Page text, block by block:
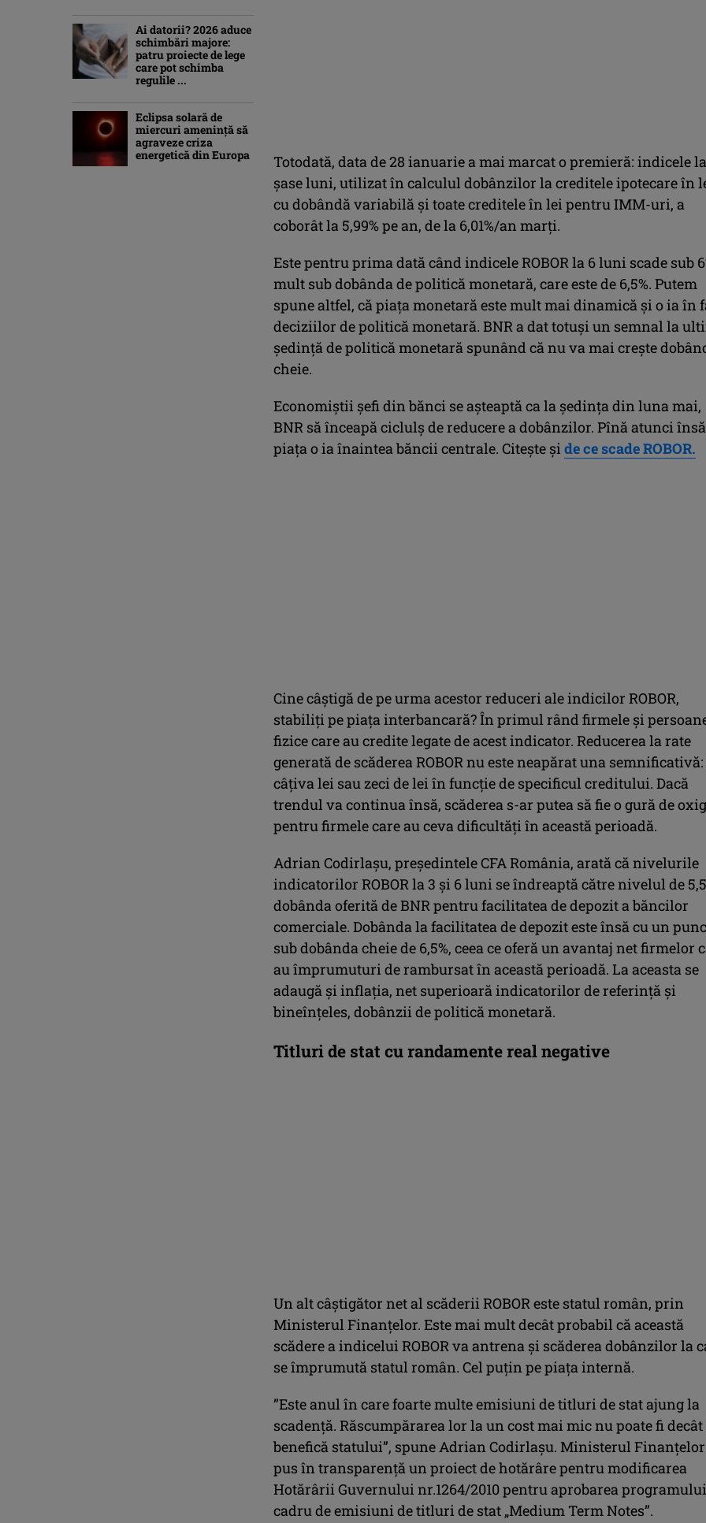
Totodată, data de 28 ianuarie a mai marcat o premieră: indicele la
şase luni, utilizat în calculul dobânzilor la creditele ipotecare în
cu dobândă variabilă și toate creditele în lei pentru IMM-uri, a
coborât la 5,99% pe an, de la 6,01%/an marţi.
Este pentru prima dată când indicele ROBOR la 6 luni scade sub
mult sub dobânda de politică monetară, care este de 6,5%. Putem
spune altfel, că piața monetară este mult mai dinamică și o ia în
deciziilor de politică monetară. BNR a dat totuși un semnal la
ședință de politică monetară spunând că nu va mai crește
cheie.
Economiștii șefi din bănci se așteaptă ca la ședința din luna mai,
BNR să înceapă ciclulș de reducere a dobânzilor. Pînă atunci
piața o ia înaintea băncii centrale. Citește și de ce scade ROBOR.
Cine câștigă de pe urma acestor reduceri ale indicilor ROBOR,
stabiliți pe piața interbancară? În primul rând firmele și
fizice care au credite legate de acest indicator. Reducerea la rate
generată de scăderea ROBOR nu este neapărat una semnificativă:
câțiva lei sau zeci de lei în funcție de specificul creditului. Dacă
trendul va continua însă, scăderea s-ar putea să fie o gură de
pentru firmele care au ceva dificultăți în această perioadă.
Adrian Codirlașu, președintele CFA România, arată că nivelurile
indicatorilor ROBOR la 3 și 6 luni se îndreaptă către nivelul de
dobânda oferită de BNR pentru facilitatea de depozit a băncilor
comerciale. Dobânda la facilitatea de depozit este însă cu un
sub dobânda cheie de 6,5%, ceea ce oferă un avantaj net firmelor
au împrumuturi de rambursat în această perioadă. La aceasta se
adaugă și inflația, net superioară indicatorilor de referință și
bineînțeles, dobânzii de politică monetară.
Titluri de stat cu randamente real negative
Un alt câștigător net al scăderii ROBOR este statul român, prin
Ministerul Finanțelor. Este mai mult decât probabil că această
scădere a indicelui ROBOR va antrena și scăderea dobânzilor la
se împrumută statul român. Cel puțin pe piața internă.
”Este anul în care foarte multe emisiuni de titluri de stat ajung la
scadență. Răscumpărarea lor la un cost mai mic nu poate fi decât
benefică statului”, spune Adrian Codirlașu. Ministerul
pus în transparenţă un proiect de hotărâre pentru modificarea
Hotărârii Guvernului nr.1264/2010 pentru aprobarea
cadru de emisiuni de titluri de stat „Medium Term Notes”.
Ai datorii? 2026 aduce
schimbări majore:
patru proiecte de lege
care pot schimba
regulile ...
Eclipsa solară de
miercuri ameninţă să
agraveze criza
energetică din Europa